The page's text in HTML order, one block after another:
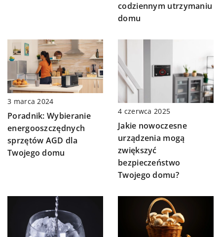
codziennym utrzymaniu
domu
3 marca 2024
Poradnik: Wybieranie
energooszczędnych
sprzętów AGD dla
Twojego domu
4 czerwca 2025
Jakie nowoczesne
urządzenia mogą
zwiększyć
bezpieczeństwo
Twojego domu?